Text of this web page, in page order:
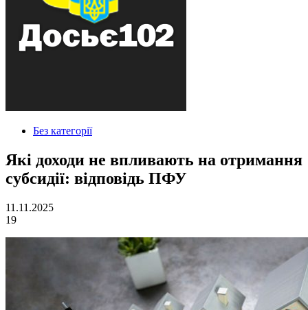
Без категорії
Які доходи не впливають на отримання
субсидії: відповідь ПФУ
11.11.2025
19